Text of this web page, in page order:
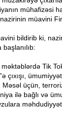
mühafizəsi
müavini
bildirib ki,
məktəblərdə Tik
çıxışı,
Məsəl üçün,
ilə bağlı və